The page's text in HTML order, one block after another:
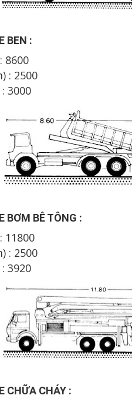
BEN :
8600
: 2500
3000
BƠM BÊ TÔNG :
1 1800
: 2500
3920
CHỮA CHÁY :